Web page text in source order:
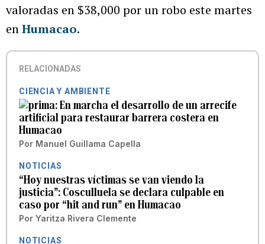
valoradas en $38,000 por un robo este martes
enHumacao.
RELACIONADAS
CIENCIA Y AMBIENTE
En marcha el desarrollo de un arrecife
artificial para restaurar barrera costera en
Humacao
Por Manuel Guillama Capella
NOTICIAS
“Hoy nuestras víctimas se van viendo la
justicia”: Cosculluela se declara culpable en
caso por “hit and run” en Humacao
Por Yaritza Rivera Clemente
NOTICIAS